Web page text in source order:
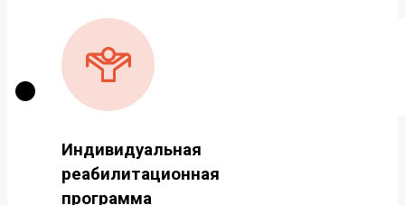
Индивидуальная
реабилитационная
программа